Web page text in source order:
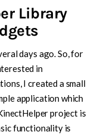
Library
days ago. So, for
in
I created a small
application which
project is
functionality is